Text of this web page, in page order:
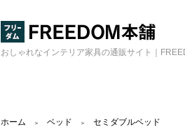
おしゃれなインテリア家具の通販サイト｜
ホーム ＞ ベッド ＞
セミダブルベッド